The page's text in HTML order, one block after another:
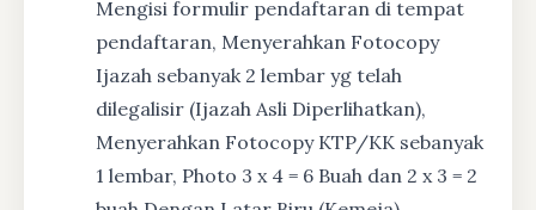
Mengisi formulir pendaftaran di tempat
pendaftaran, Menyerahkan Fotocopy
Ijazah sebanyak 2 lembar yg telah
dilegalisir (Ijazah Asli Diperlihatkan),
Menyerahkan Fotocopy KTP/KK sebanyak
1 lembar, Photo 3 x 4 = 6 Buah dan 2 x 3 = 2